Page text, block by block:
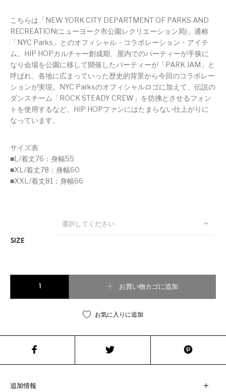
こちらは「NEW YORK CITY DEPARTMENT OF PARKS AND
RECREATION(ニューヨーク市公園レクリエーション局)」通称
「NYC Parks」とのオフィシャル・コラボレーション・アイテ
ム。HIP HOPカルチャー創成期、屋内でのパーティーが手狭に
なり会場を公園に移して開催したパーティーが「PARK JAM」と
呼ばれ、各地に広まっていった歴史的背景から今回のコラボレー
ションが実現。NYC Parksのオフィシャルロゴに加えて、伝説の
ダンスチーム「ROCK STEADY CREW」を彷彿とさせるフォン
トを使用するなど、HIP HOPファンにはたまらない仕上がりに
なっています。
サイズ表
■L/着丈76：身幅55
■XL/着丈78：身幅60
■XXL/着丈81：身幅66
SIZE
選択してください
お買い物カゴに追加
お気に入りに追加
追加情報